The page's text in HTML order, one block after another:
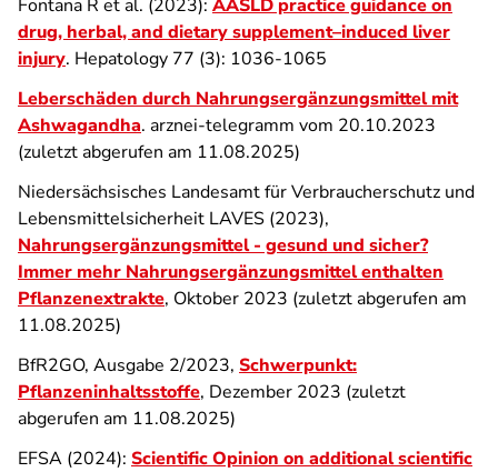
Fontana R et al. (2023): AASLD practice guidance on
drug, herbal, and dietary supplement–induced liver
injury. Hepatology 77 (3): 1036-1065
Leberschäden durch Nahrungsergänzungsmittel mit
Ashwagandha. arznei-telegramm vom 20.10.2023
(zuletzt abgerufen am 11.08.2025)
Niedersächsisches Landesamt für Verbraucherschutz und
Lebensmittelsicherheit LAVES (2023),
Nahrungsergänzungsmittel - gesund und sicher?
Immer mehr Nahrungsergänzungsmittel enthalten
Pflanzenextrakte, Oktober 2023 (zuletzt abgerufen am
11.08.2025)
BfR2GO, Ausgabe 2/2023, Schwerpunkt:
Pflanzeninhaltsstoffe, Dezember 2023 (zuletzt
abgerufen am 11.08.2025)
EFSA (2024): Scientific Opinion on additional scientific